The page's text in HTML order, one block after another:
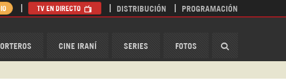
CINE IRANÍ SERIES FOTOS
TV EN DIRECTO DISTRIBUCIÓN PROGRAMACIÓN